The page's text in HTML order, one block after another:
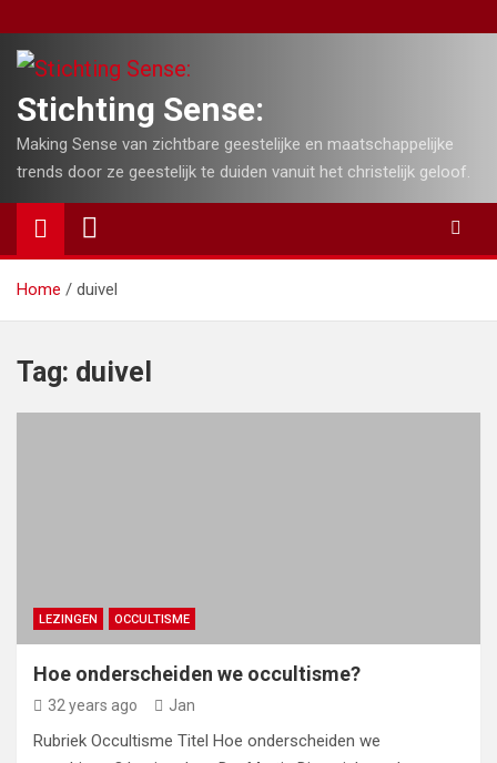
to
content
Stichting Sense:
Making Sense van zichtbare geestelijke en maatschappelijke
trends door ze geestelijk te duiden vanuit het christelijk geloof.
Home duivel
Tag: duivel
LEZINGEN OCCULTISME
Hoe onderscheiden we occultisme?
32 years ago Jan
Rubriek Occultisme Titel Hoe onderscheiden we